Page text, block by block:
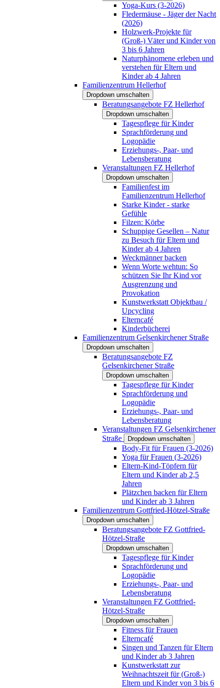
Yoga-Kurs (3-2026)
Fledermäuse - Jäger der Nacht
(2026)
Holzwerk-Projekte für
(Groß-) Väter und Kinder von
3 bis 6 Jahren
Naturphänomene erleben und
verstehen für Eltern und
Kinder ab 4 Jahren
Familienzentrum Hellerhof
Dropdown umschalten
Beratungsangebote FZ Hellerhof
Dropdown umschalten
Tagespflege für Kinder
Sprachförderung und
Logopädie
Erziehungs-, Paar- und
Lebensberatung
Veranstaltungen FZ Hellerhof
Dropdown umschalten
Familienfest im
Familienzentrum Hellerhof
Starke Kinder - starke
Gefühle
Filzen: Körbe
Schuppige Gesellen – Natur
zu Besuch für Eltern und
Kinder ab 4 Jahren
Weckmänner backen
Wenn Worte wehtun: So
schützen Sie Ihr Kind vor
Ausgrenzung und
Provokation
Kunstwerkstatt Objektbau /
Upcycling
Elterncafé
Kinderbücherei
Familienzentrum Gelsenkirchener Straße
Dropdown umschalten
Beratungsangebote FZ
Gelsenkirchener Straße
Dropdown umschalten
Tagespflege für Kinder
Sprachförderung und
Logopädie
Erziehungs-, Paar- und
Lebensberatung
Veranstaltungen FZ Gelsenkirchener
Straße
Dropdown umschalten
Body-Fit für Frauen (3-2026)
Yoga für Frauen (3-2026)
Eltern-Kind-Töpfern für
Eltern und Kinder ab 2,5
Jahren
Plätzchen backen für Eltern
und Kinder ab 3 Jahren
Familienzentrum Gottfried-Hötzel-Straße
Dropdown umschalten
Beratungsangebote FZ Gottfried-
Hötzel-Straße
Dropdown umschalten
Tagespflege für Kinder
Sprachförderung und
Logopädie
Erziehungs-, Paar- und
Lebensberatung
Veranstaltungen FZ Gottfried-
Hötzel-Straße
Dropdown umschalten
Fitness für Frauen
Elterncafé
Singen und Tanzen für Eltern
und Kinder ab 3 Jahren
Kunstwerkstatt zur
Weihnachtszeit für (Groß-)
Eltern und Kinder von 3 bis 6